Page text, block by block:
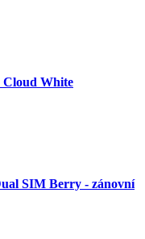
Cloud White
SIM Berry - zánovní